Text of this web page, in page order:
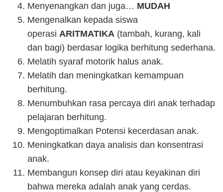
Menyenangkan dan juga… MUDAH
Mengenalkan kepada siswa
operasi ARITMATIKA (tambah, kurang, kali
dan bagi) berdasar logika berhitung sederhana.
Melatih syaraf motorik halus anak.
Melatih dan meningkatkan kemampuan
berhitung.
Menumbuhkan rasa percaya diri anak terhadap
pelajaran berhitung.
Mengoptimalkan Potensi kecerdasan anak.
Meningkatkan daya analisis dan konsentrasi
anak.
Membangun konsep diri atau keyakinan diri
bahwa mereka adalah anak yang cerdas.